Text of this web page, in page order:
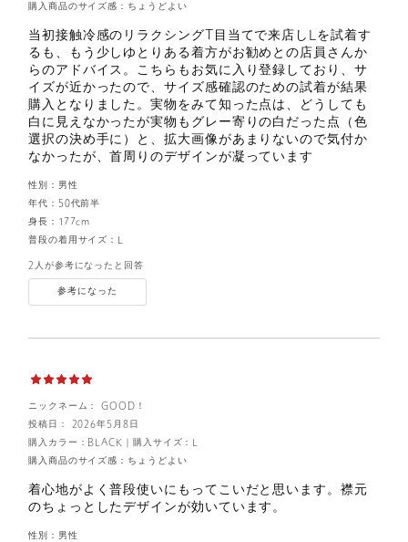
購入商品のサイズ感： ちょうどよい
当初接触冷感のリラクシングT目当てで来店しLを試着す
るも、もう少しゆとりある着方がお勧めとの店員さんか
らのアドバイス。こちらもお気に入り登録しており、サ
イズが近かったので、サイズ感確認のための試着が結果
購入となりました。実物をみて知った点は、どうしても
白に見えなかったが実物もグレー寄りの白だった点（色
選択の決め手に）と、拡大画像があまりないので気付か
なかったが、首周りのデザインが凝っています
性別： 男性
年代： 50代前半
身長： 177cm
普段の着用サイズ：
2人が参考になったと回答
参考になった
ニックネーム： GOOD！
投稿日： 2026年5月8日
購入サイズ：L
購入カラー：BLACK
購入商品のサイズ感： ちょうどよい
着心地がよく普段使いにもってこいだと思います。襟元
のちょっとしたデザインが効いています。
性別： 男性